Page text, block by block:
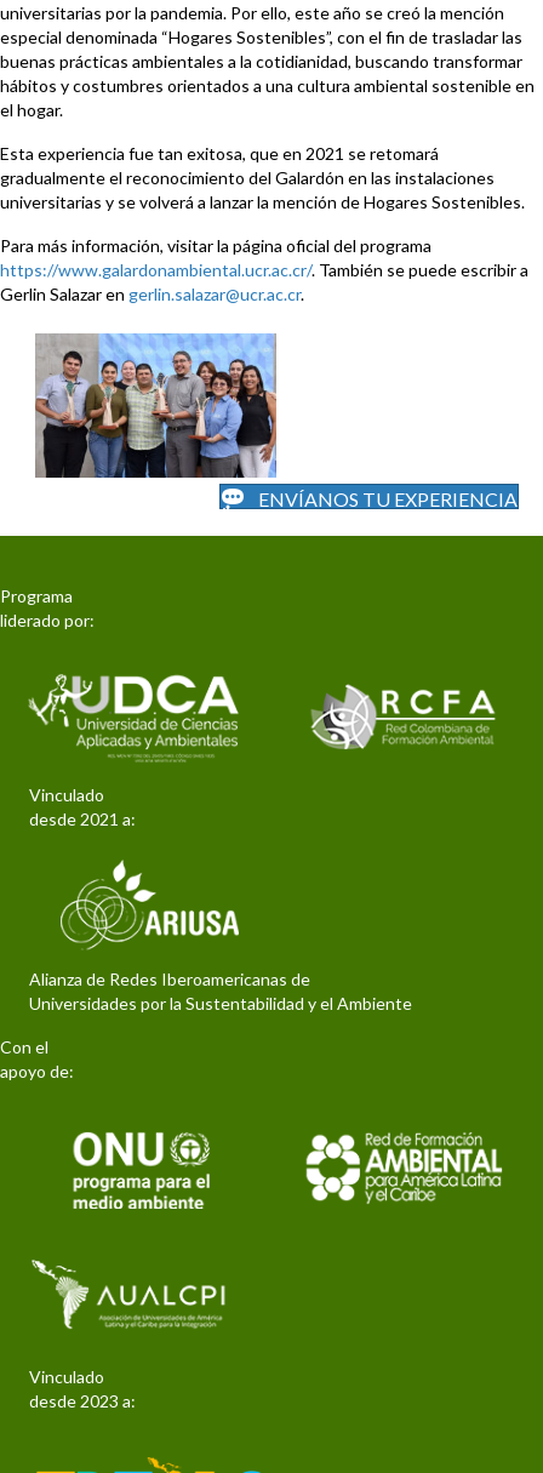
universitarias por la pandemia. Por ello, este año se creó la mención
especial denominada “Hogares Sostenibles”, con el fin de trasladar las
buenas prácticas ambientales a la cotidianidad, buscando transformar
hábitos y costumbres orientados a una cultura ambiental sostenible en
el hogar.
Esta experiencia fue tan exitosa, que en 2021 se retomará
gradualmente el reconocimiento del Galardón en las instalaciones
universitarias y se volverá a lanzar la mención de Hogares Sostenibles.
Para más información, visitar la página oficial del programa
https://www.galardonambiental.ucr.ac.cr/. También se puede escribir a
Gerlin Salazar en gerlin.salazar@ucr.ac.cr.
ENVÍANOS TU EXPERIENCIA
Programa
liderado por:
Vinculado
desde 2021 a:
Alianza de Redes Iberoamericanas de
Universidades por la Sustentabilidad y el Ambiente
Con el
apoyo de:
Vinculado
desde 2023 a: